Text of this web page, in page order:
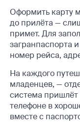
Оформить карту
до прилёта —
примет. Для
загранпаспорта
номер рейса,
На каждого
младенцев, —
система пришлёт
телефоне в
вместе с